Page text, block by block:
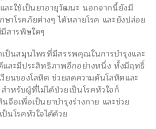
ละใช้เป็นยาอายุวัฒนะ นอกจากนี้ยังมี
าโรคภัยต่างๆ ได้หลายโรค และยังปล่อย
สารพิษใดๆ
ป็นสมุนไพรที่มีสรรพคุณในการบำรุงและ
และมีประสิทธิภาพอีกอย่างหนึ่ง ทั้งมีฤทธิ์
ยนของโลหิต ช่วยลดความดันโลหิตและ
ำหรับผู้ที่ไม่ได้ป่วยเป็นโรคหัวใจก็
จือเพื่อเป็นยาบำรุงร่างกาย และช่วย
นโรคหัวใจได้ด้วย